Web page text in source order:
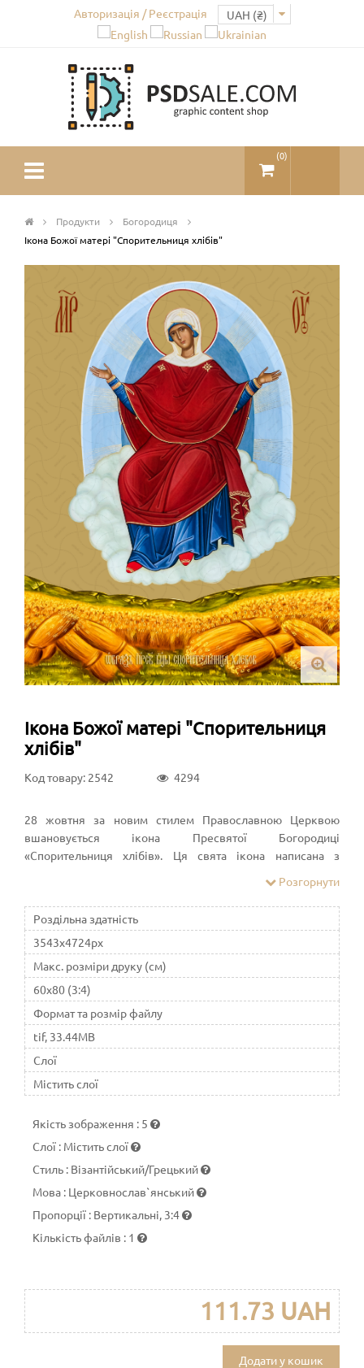
Авторизація / Реєстрація
(0)
Продукти
Богородиця
Ікона Божої матері "Спорительниця хлібів"
Ікона Божої матері "Спорительниця
хлібів"
Код товару: 2542 4294
28 жовтня за новим стилем Православною Церквою
вшановується ікона Пресвятої Богородиці
«Спорительниця хлібів». Ця свята ікона написана з
преподобного Амвросія Оптинського. Отець Амвросій,
великий російський подвижник ХIХ століття, полум'янів
дитячою вірою до Божої Матері. Він особливо шанував всі
Богородичні свята і в ці дні поглиблював молитву. Іконою
«Спорителька хлібів» преподобний Амвросій благословив
засновану ним недалеко від Оптиної пустині
Шамординську жіночу обитель на честь Казанської ікони
Божої Матері.
Розгорнути
Роздільна здатність
3543x4724px
Макс. розміри друку (см)
60x80 (3:4)
Формат та розмір файлу
tif, 33.44MB
Слої
Містить слої
Якість зображення : 5
Слої : Містить слої
Стиль : Візантійський/Грецький
Мова : Церковнослав`янський
Пропорції : Вертикальні, 3:4
Кількість файлів : 1
111.73 UAH
Додати у кошик